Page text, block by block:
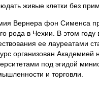
живые клетки без
Вернера фон Сименса
рода в Чехии. В этом
ее лауреатами
организован Академией
под эгидой
и торговли.